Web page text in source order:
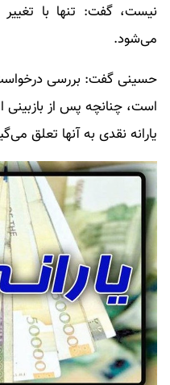
نیست، گفت: تنها با
می‌شود.
حسینی گفت: بررسی
یارانه نقدی به آنها تعلق